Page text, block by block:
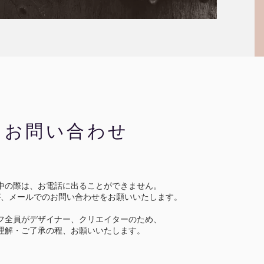
お問い合わせ
際は、お電話に出ることができません。​
メールでのお問い合わせをお願いいたします。
全員がデザイナー、クリエイターのため、
解・ご了承の程、お願いいたします。